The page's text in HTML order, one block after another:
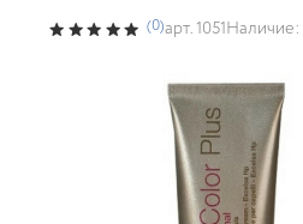
(0)арт.1051Наличие: